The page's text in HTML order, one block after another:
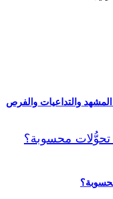
والتداعيات والفرص
محسوبة؟